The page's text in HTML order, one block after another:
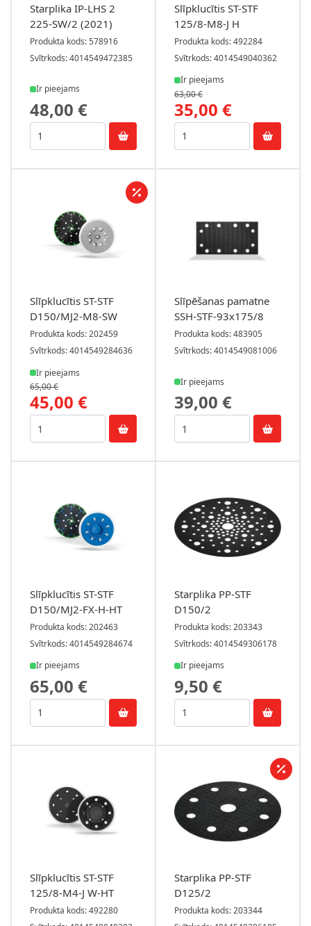
Starplika IP-LHS 2
225-SW/2 (2021)
Produkta kods: 578916
Svītrkods: 4014549472385
Ir pieejams
48,00 €
Slīpklucītis ST-STF
125/8-M8-J H
Produkta kods: 492284
Svītrkods: 4014549040362
Ir pieejams
35,00 €
63,00 €
Slīpklucītis ST-STF
D150/MJ2-M8-SW
Produkta kods: 202459
Svītrkods: 4014549284636
Ir pieejams
45,00 €
65,00 €
Slīpēšanas pamatne
SSH-STF-93x175/8
Produkta kods: 483905
Svītrkods: 4014549081006
Ir pieejams
39,00 €
Slīpklucītis ST-STF
D150/MJ2-FX-H-HT
Produkta kods: 202463
Svītrkods: 4014549284674
Ir pieejams
65,00 €
Starplika PP-STF
D150/2
Produkta kods: 203343
Svītrkods: 4014549306178
Ir pieejams
9,50 €
Slīpklucītis ST-STF
125/8-M4-J W-HT
Produkta kods: 492280
Starplika PP-STF
D125/2
Produkta kods: 203344